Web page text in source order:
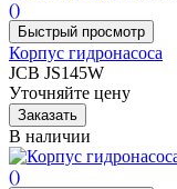
Корпус гидронасоса
JCB JS145W
Уточняйте цену
В наличии